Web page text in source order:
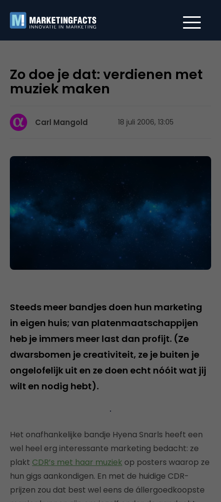
Zo doe je dat: verdienen met
muziek maken
Carl Mangold 18 juli 2006, 13:05
Steeds meer bandjes doen hun marketing
in eigen huis; van platenmaatschappijen
heb je immers meer last dan profijt. (Ze
dwarsbomen je creativiteit, ze je buiten je
ongelofelijk uit en ze doen echt nóóit wat jij
wilt en nodig hebt).
Het onafhankelijke bandje Hyena Snarls heeft een
wel heel erg interessante marketing bedacht: ze
plakt CDR’s met haar muziek op posters waarop ze
hun gigs aankondigen. En met de huidige CDR-
prijzen zou dat best wel eens de állergoedkoopste